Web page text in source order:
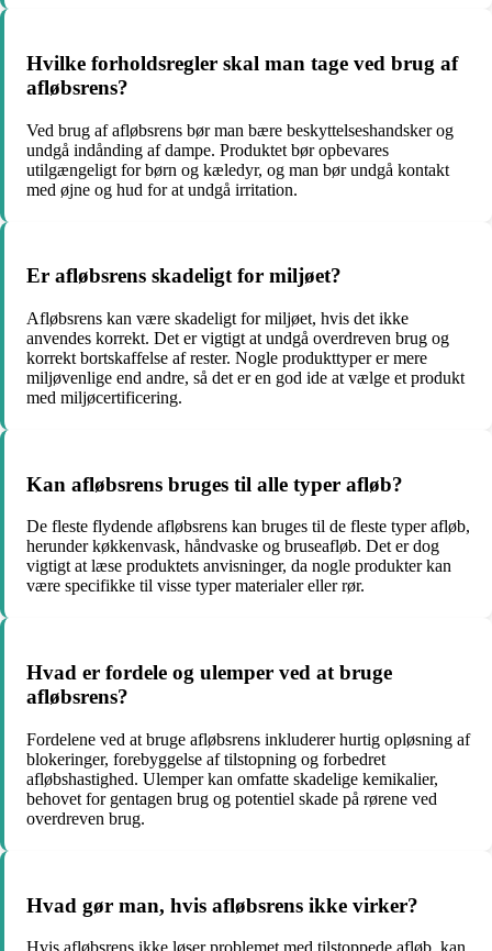
Hvilke forholdsregler skal man tage ved brug af
afløbsrens?
Ved brug af afløbsrens bør man bære beskyttelseshandsker og
undgå indånding af dampe. Produktet bør opbevares
utilgængeligt for børn og kæledyr, og man bør undgå kontakt
med øjne og hud for at undgå irritation.
Er afløbsrens skadeligt for miljøet?
Afløbsrens kan være skadeligt for miljøet, hvis det ikke
anvendes korrekt. Det er vigtigt at undgå overdreven brug og
korrekt bortskaffelse af rester. Nogle produkttyper er mere
miljøvenlige end andre, så det er en god ide at vælge et produkt
med miljøcertificering.
Kan afløbsrens bruges til alle typer afløb?
De fleste flydende afløbsrens kan bruges til de fleste typer afløb,
herunder køkkenvask, håndvaske og bruseafløb. Det er dog
vigtigt at læse produktets anvisninger, da nogle produkter kan
være specifikke til visse typer materialer eller rør.
Hvad er fordele og ulemper ved at bruge
afløbsrens?
Fordelene ved at bruge afløbsrens inkluderer hurtig opløsning af
blokeringer, forebyggelse af tilstopning og forbedret
afløbshastighed. Ulemper kan omfatte skadelige kemikalier,
behovet for gentagen brug og potentiel skade på rørene ved
overdreven brug.
Hvad gør man, hvis afløbsrens ikke virker?